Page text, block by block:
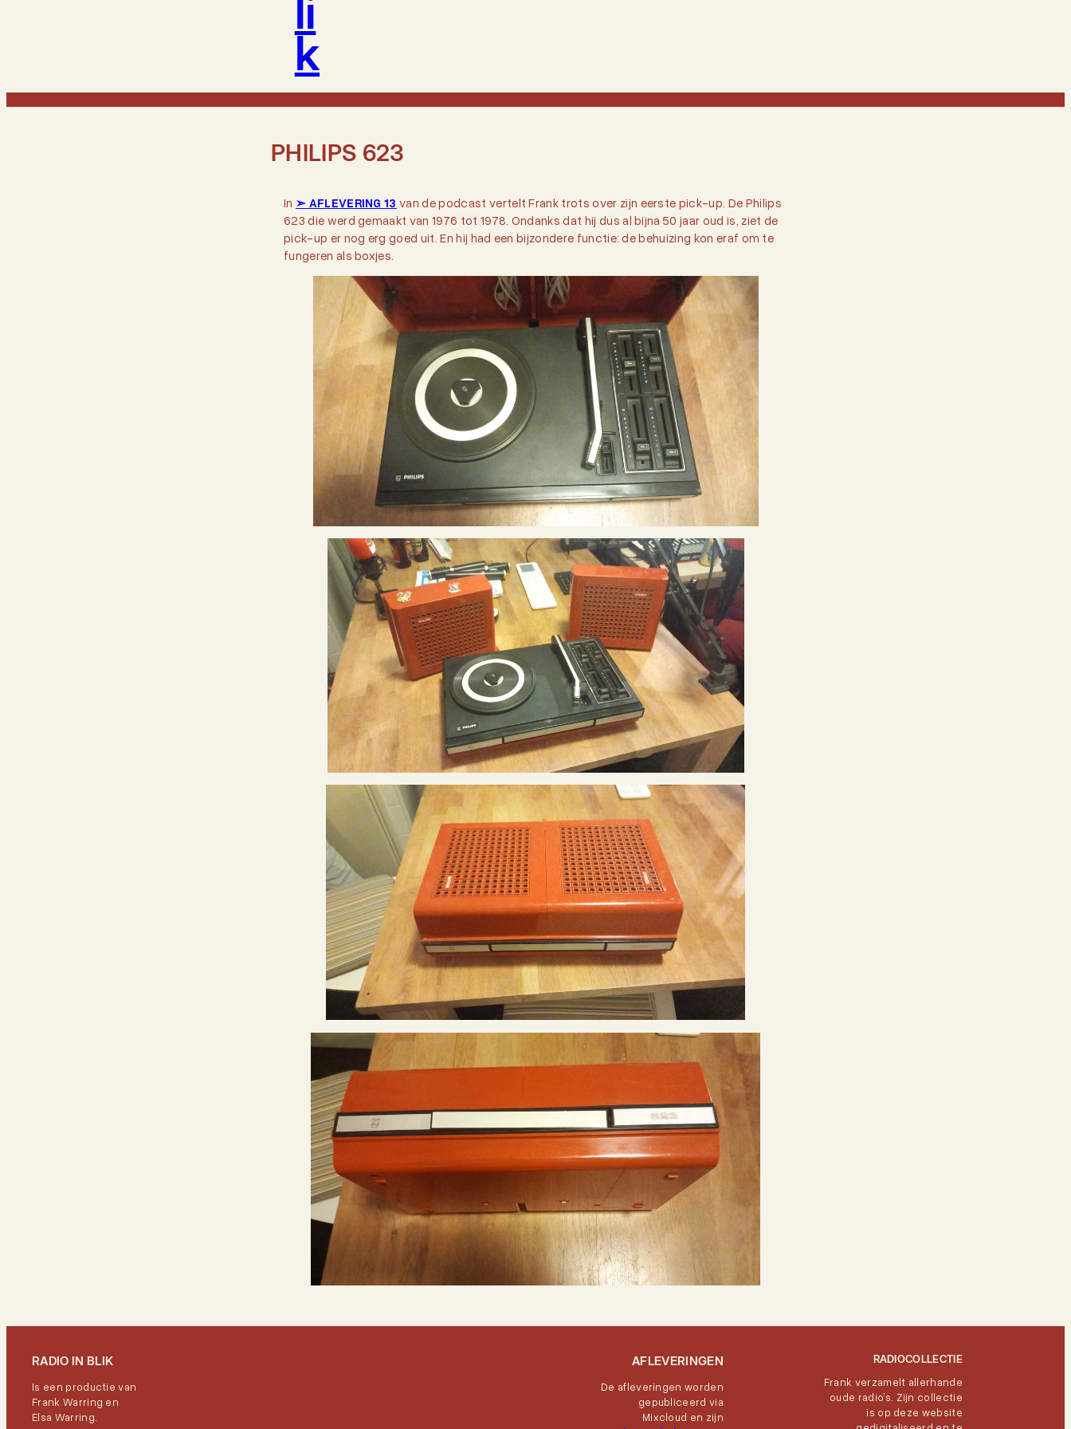
li
k
PHILIPS 623
In ➣ AFLEVERING 13 van de podcast vertelt Frank trots over zijn eerste pick-up. De Philips
623 die werd gemaakt van 1976 tot 1978. Ondanks dat hij dus al bijna 50 jaar oud is, ziet de
pick-up er nog erg goed uit. En hij had een bijzondere functie: de behuizing kon eraf om te
fungeren als boxjes.
RADIO IN BLIK
Is een productie van
Frank Warring en
Elsa Warring.
AFLEVERINGEN
De afleveringen worden
gepubliceerd via
Mixcloud en zijn
RADIOCOLLECTIE
Frank verzamelt allerhande
oude radio’s. Zijn collectie
is op deze website